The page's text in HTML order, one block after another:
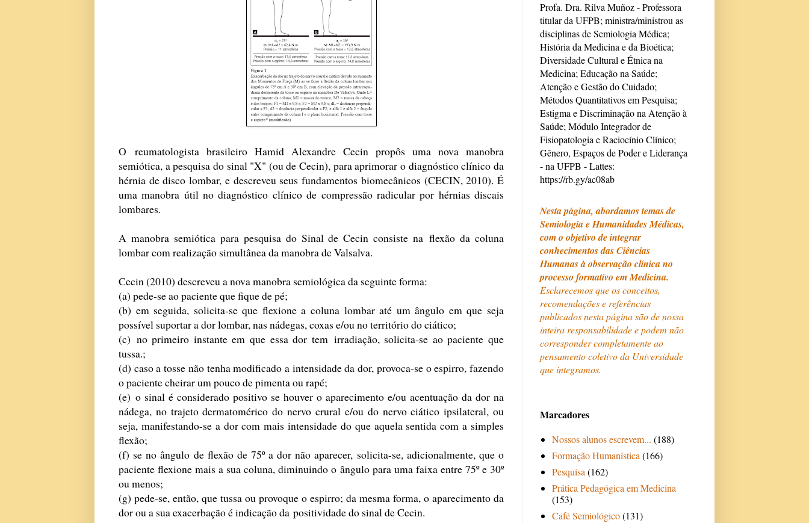
O reumatologista brasileiro Hamid Alexandre Cecin propôs uma nova manobra
semiótica, a pesquisa do sinal "X" (ou de Cecin), para aprimorar o diagnóstico clínico da
hérnia de disco lombar, e descreveu seus fundamentos biomecânicos (CECIN, 2010). É
uma manobra útil no diagnóstico clínico de compressão radicular por hérnias discais
lombares.
A manobra semiótica para pesquisa do Sinal de Cecin consiste na flexão da coluna
lombar com realização simultânea da manobra de Valsalva.
Cecin (2010) descreveu a nova manobra semiológica da seguinte forma:
(a) pede-se ao paciente que fique de pé;
(b) em seguida, solicita-se que flexione a coluna lombar até um ângulo em que seja
possível suportar a dor lombar, nas nádegas, coxas e/ou no território do ciático;
(c) no primeiro instante em que essador tem irradiação, solicita-se ao paciente que
tussa.;
(d) caso a tosse não tenha modificado a intensidade da dor, provoca-se o espirro, fazendo
o paciente cheirar um pouco de pimenta ou rapé;
(e) o sinal é considerado positivo se houver o aparecimento e/ou acentuação da dor na
nádega, no trajeto dermatomérico do nervo crural e/ou do nervo ciático ipsilateral, ou
seja, manifestando-se a dor com mais intensidade do que aquela sentida com a simples
flexão;
(f) se no ângulo de flexão de 75º a dor não aparecer, solicita-se, adicionalmente, que o
paciente flexione mais a sua coluna, diminuindo o ângulo para uma faixa entre 75º e 30º
ou menos;
(g) pede-se, então, que tussa ou provoque o espirro; da mesma forma, o aparecimento da
dor ou a sua exacerbação é indicação da positividade do sinal de Cecin.
Profa. Dra. Rilva Muñoz - Professora
titular da UFPB; ministra/ministrou as
disciplinas de Semiologia Médica;
História da Medicina e da Bioética;
Diversidade Cultural e Étnica na
Medicina; Educação na Saúde;
Atenção e Gestão do Cuidado;
Métodos Quantitativos em Pesquisa;
Estigma e Discriminação na Atenção à
Saúde; Módulo Integrador de
Fisiopatologia e Raciocínio Clínico;
Gênero, Espaços de Poder e Liderança
- na UFPB - Lattes:
https://rb.gy/ac08ab
Nesta página, abordamos temas de
Semiologia e Humanidades Médicas,
com o objetivo de integrar
conhecimentos das Ciências
Humanas à observação clínica no
processo formativo em Medicina.
Esclarecemos que os conceitos,
recomendações e referências
publicados nesta página são de nossa
inteira responsabilidade e podem não
corresponder completamente ao
pensamento coletivo da Universidade
que integramos.
Marcadores
Nossos alunos escrevem... (188)
Formação Humanística (166)
Pesquisa (162)
Prática Pedagógica em Medicina
(153)
Café Semiológico(131)